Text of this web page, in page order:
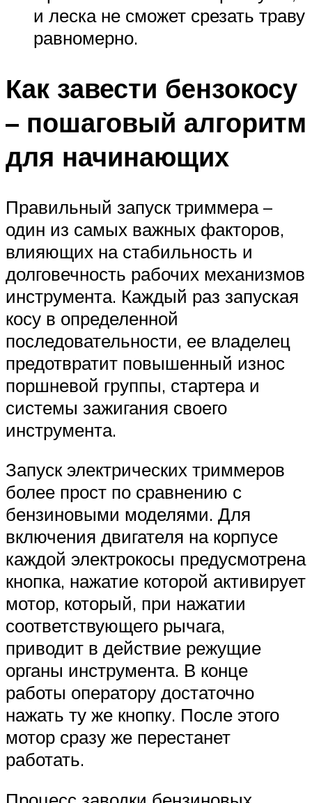
и леска не сможет срезать траву
равномерно.
Как завести бензокосу
– пошаговый алгоритм
для начинающих
Правильный запуск триммера –
один из самых важных факторов,
влияющих на стабильность и
долговечность рабочих механизмов
инструмента. Каждый раз запуская
косу в определенной
последовательности, ее владелец
предотвратит повышенный износ
поршневой группы, стартера и
системы зажигания своего
инструмента.
Запуск электрических триммеров
более прост по сравнению с
бензиновыми моделями. Для
включения двигателя на корпусе
каждой электрокосы предусмотрена
кнопка, нажатие которой активирует
мотор, который, при нажатии
соответствующего рычага,
приводит в действие режущие
органы инструмента. В конце
работы оператору достаточно
нажать ту же кнопку. После этого
мотор сразу же перестанет
работать.